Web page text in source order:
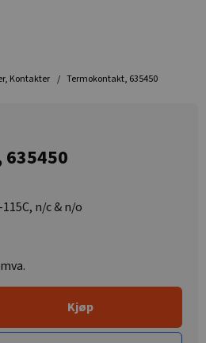
Kontakter Termokontakt, 635450
n/c & n/o
Kjøp